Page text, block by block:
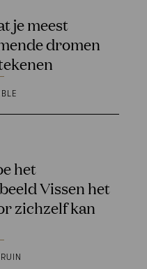
je meest
dromen
het
Vissen het
zichzelf kan